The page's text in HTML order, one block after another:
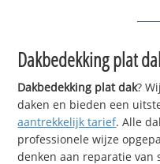
Dakbedekking plat
Dakbedekking plat dak?
daken en bieden een
aantrekkelijk tarief. Alle
professionele wijze
denken aan reparatie van